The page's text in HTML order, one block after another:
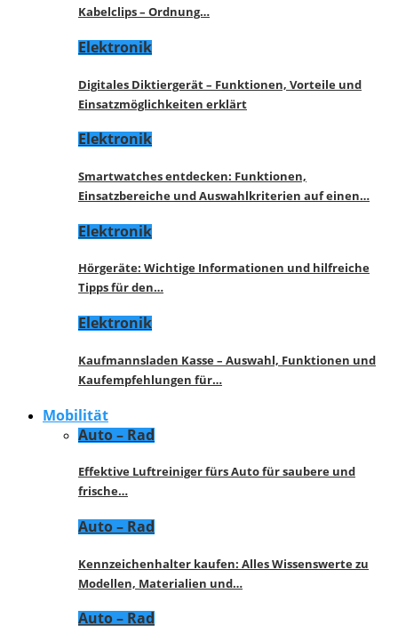
Kabelclips – Ordnung…
Elektronik
Digitales Diktiergerät – Funktionen, Vorteile und
Einsatzmöglichkeiten erklärt
Elektronik
Smartwatches entdecken: Funktionen,
Einsatzbereiche und Auswahlkriterien auf einen…
Elektronik
Hörgeräte: Wichtige Informationen und hilfreiche
Tipps für den…
Elektronik
Kaufmannsladen Kasse – Auswahl, Funktionen und
Kaufempfehlungen für…
Mobilität
Auto – Rad
Effektive Luftreiniger fürs Auto für saubere und
frische…
Auto – Rad
Kennzeichenhalter kaufen: Alles Wissenswerte zu
Modellen, Materialien und…
Auto – Rad